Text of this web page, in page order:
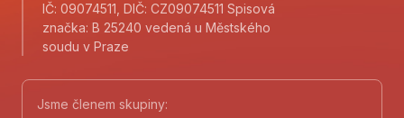
IČ: 09074511, DIČ: CZ09074511 Spisová
značka: B 25240 vedená u Městského
soudu v Praze
Jsme členem skupiny: